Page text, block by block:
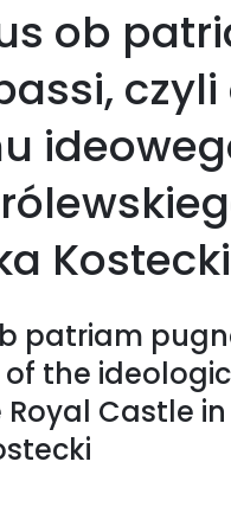
ob
patriam
the
Castle